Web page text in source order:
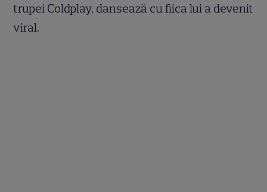
trupei Coldplay, dansează cu fiica lui a devenit
viral.